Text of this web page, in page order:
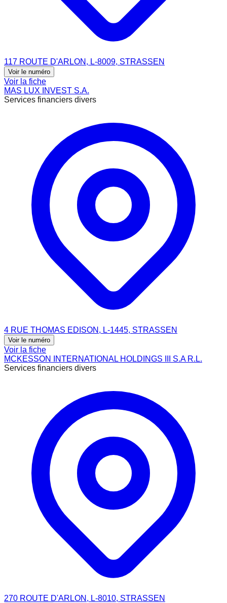
117 ROUTE D'ARLON, L-8009, STRASSEN
Voir le numéro
Voir la fiche
MAS LUX INVEST S.A.
Services financiers divers
4 RUE THOMAS EDISON, L-1445, STRASSEN
Voir le numéro
Voir la fiche
MCKESSON INTERNATIONAL HOLDINGS III S.A R.L.
Services financiers divers
270 ROUTE D'ARLON, L-8010, STRASSEN